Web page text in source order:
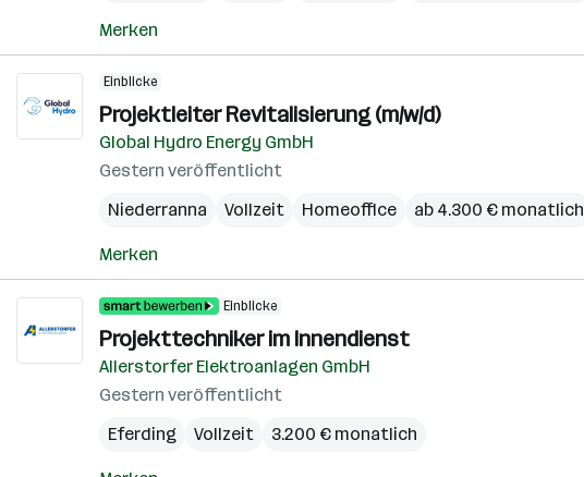
Merken
Einblicke
Projektleiter Revitalisierung (m/w/d)
Global Hydro Energy GmbH
Gestern veröffentlicht
Niederranna
Vollzeit Homeoffice ab 4.300 € monatlich
Merken
Einblicke
Projekttechniker im Innendienst
Allerstorfer Elektroanlagen GmbH
Gestern veröffentlicht
Eferding
Vollzeit 3.200 € monatlich